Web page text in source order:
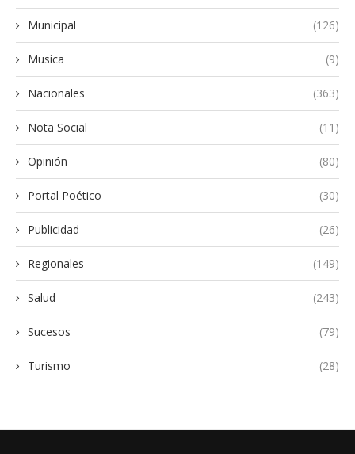
Municipal (126)
Musica (9)
Nacionales (363)
Nota Social (11)
Opinión (80)
Portal Poético (30)
Publicidad (26)
Regionales (149)
Salud (243)
Sucesos (79)
Turismo (28)